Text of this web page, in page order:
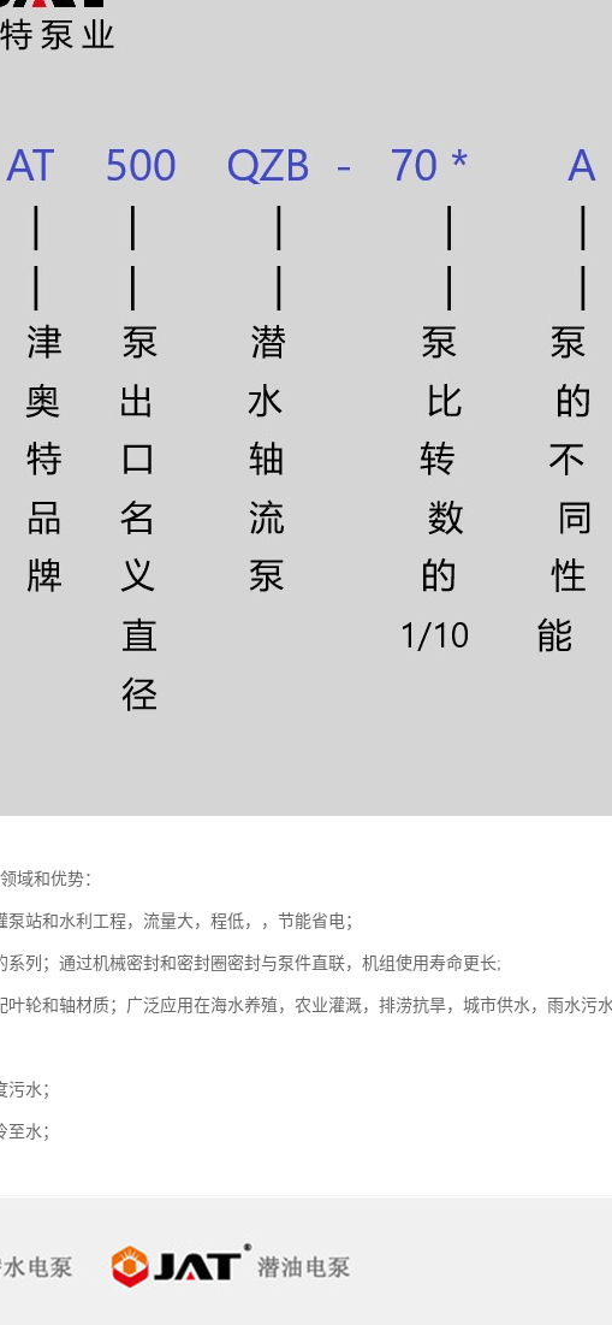
域和优势：
站和水利工程，流量大，程低，，节能省电；
系列；通过机械密封和密封圈密封与泵件直联，机组使用寿命更长;
叶轮和轴材质；广泛应用在海水养殖，农业灌溉，排涝抗旱，城市供水，雨水污
；
水；
冷至水；